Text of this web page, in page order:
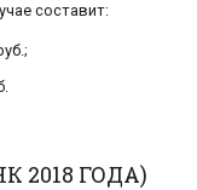
составит:
2018 ГОДА)